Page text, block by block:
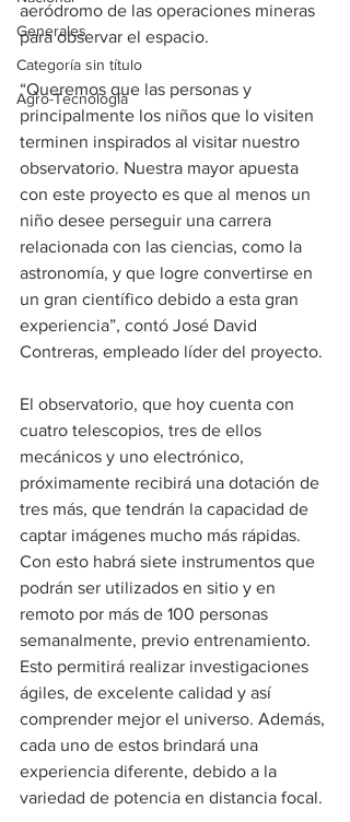
Generales
Categoría sin título
Agro-Tecnología
aeródromo de las operaciones mineras
para observar el espacio.
“Queremos que las personas y
principalmente los niños que lo visiten
terminen inspirados al visitar nuestro
observatorio. Nuestra mayor apuesta
con este proyecto es que al menos un
niño desee perseguir una carrera
relacionada con las ciencias, como la
astronomía, y que logre convertirse en
un gran científico debido a esta gran
experiencia”, contó José David
Contreras, empleado líder del proyecto.
El observatorio, que hoy cuenta con
cuatro telescopios, tres de ellos
mecánicos y uno electrónico,
próximamente recibirá una dotación de
tres más, que tendrán la capacidad de
captar imágenes mucho más rápidas.
Con esto habrá siete instrumentos que
podrán ser utilizados en sitio y en
remoto por más de 100 personas
semanalmente, previo entrenamiento.
Esto permitirá realizar investigaciones
ágiles, de excelente calidad y así
comprender mejor el universo. Además,
cada uno de estos brindará una
experiencia diferente, debido a la
variedad de potencia en distancia focal.